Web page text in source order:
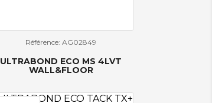
Référence: AG02849
ULTRABOND ECO MS 4LVT
WALL&FLOOR